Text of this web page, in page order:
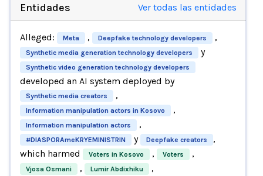
Entidades Ver todas las entidades
Alleged: Meta , Deepfake technology developers ,
Synthetic media generation technology developers y
Synthetic video generation technology developers
developed an AI system deployed by
Synthetic media creators ,
Information manipulation actors in Kosovo ,
Information manipulation actors ,
#DIASPORAmeKRYEMINISTRIN y Deepfake creators
,
which harmed
Voters in Kosovo , Voters ,
Vjosa Osmani , Lumir Abdixhiku ,